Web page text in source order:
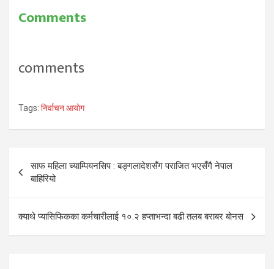
Comments
comments
Tags: निर्वाचन आयाेग
Post
navigation
साफ महिला च्याम्पियनसिप : बङ्गलादेशसँग पराजित भएसँगै नेपाल
बाहिरियो
क्याथे प्यासिफिकका कर्मचारीलाई १०.२ हप्ताभन्दा बढी तलब बराबर बोनस